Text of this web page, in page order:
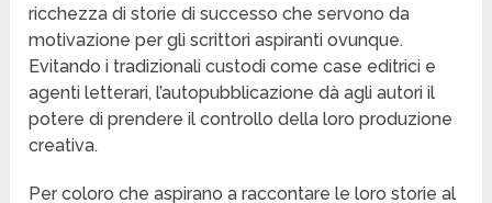
ricchezza di storie di successo che servono da
motivazione per gli scrittori aspiranti ovunque.
Evitando i tradizionali custodi come case editrici e
agenti letterari, l’autopubblicazione dà agli autori il
potere di prendere il controllo della loro produzione
creativa.
Per coloro che aspirano a raccontare le loro storie al